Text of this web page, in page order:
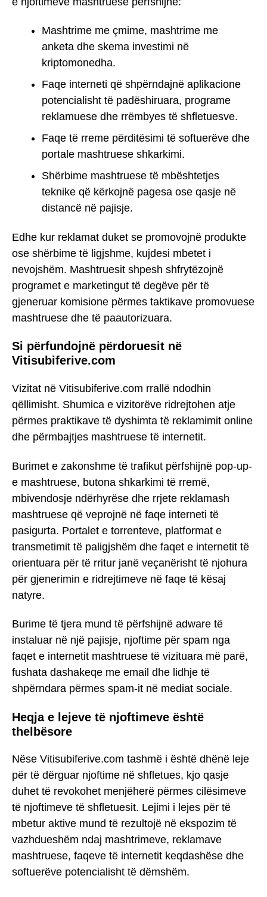
Mashtrime me çmime, mashtrime me
anketa dhe skema investimi në
kriptomonedha.
Faqe interneti që shpërndajnë aplikacione
potencialisht të padëshiruara, programe
reklamuese dhe rrëmbyes të shfletuesve.
Faqe të rreme përditësimi të softuerëve dhe
portale mashtruese shkarkimi.
Shërbime mashtruese të mbështetjes
teknike që kërkojnë pagesa ose qasje në
distancë në pajisje.
Edhe kur reklamat duket se promovojnë produkte
ose shërbime të ligjshme, kujdesi mbetet i
nevojshëm. Mashtruesit shpesh shfrytëzojnë
programet e marketingut të degëve për të
gjeneruar komisione përmes taktikave promovuese
mashtruese dhe të paautorizuara.
Si përfundojnë përdoruesit në
Vitisubiferive.com
Vizitat në Vitisubiferive.com rrallë ndodhin
qëllimisht. Shumica e vizitorëve ridrejtohen atje
përmes praktikave të dyshimta të reklamimit online
dhe përmbajtjes mashtruese të internetit.
Burimet e zakonshme të trafikut përfshijnë pop-up-
e mashtruese, butona shkarkimi të rremë,
mbivendosje ndërhyrëse dhe rrjete reklamash
mashtruese që veprojnë në faqe interneti të
pasigurta. Portalet e torrenteve, platformat e
transmetimit të paligjshëm dhe faqet e internetit të
orientuara për të rritur janë veçanërisht të njohura
për gjenerimin e ridrejtimeve në faqe të kësaj
natyre.
Burime të tjera mund të përfshijnë adware të
instaluar në një pajisje, njoftime për spam nga
faqet e internetit mashtruese të vizituara më parë,
fushata dashakeqe me email dhe lidhje të
shpërndara përmes spam-it në mediat sociale.
Heqja e lejeve të njoftimeve është
thelbësore
Nëse Vitisubiferive.com tashmë i është dhënë leje
për të dërguar njoftime në shfletues, kjo qasje
duhet të revokohet menjëherë përmes cilësimeve
të njoftimeve të shfletuesit. Lejimi i lejes për të
mbetur aktive mund të rezultojë në ekspozim të
vazhdueshëm ndaj mashtrimeve, reklamave
mashtruese, faqeve të internetit keqdashëse dhe
softuerëve potencialisht të dëmshëm.